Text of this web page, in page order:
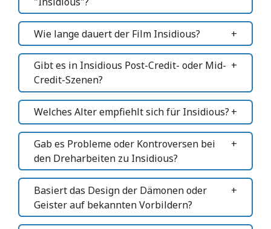
Wie lange dauert der Film Insidious?
Gibt es in Insidious Post-Credit- oder Mid-
Credit-Szenen?
Welches Alter empfiehlt sich für Insidious?
Gab es Probleme oder Kontroversen bei
den Dreharbeiten zu Insidious?
Basiert das Design der Dämonen oder
Geister auf bekannten Vorbildern?